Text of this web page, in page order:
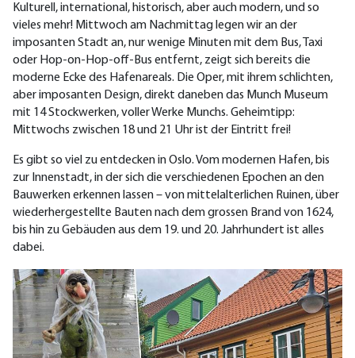
Kulturell, international, historisch, aber auch modern, und so
vieles mehr! Mittwoch am Nachmittag legen wir an der
imposanten Stadt an, nur wenige Minuten mit dem Bus, Taxi
oder Hop-on-Hop-off-Bus entfernt, zeigt sich bereits die
moderne Ecke des Hafenareals. Die Oper, mit ihrem schlichten,
aber imposanten Design, direkt daneben das Munch Museum
mit 14 Stockwerken, voller Werke Munchs. Geheimtipp:
Mittwochs zwischen 18 und 21 Uhr ist der Eintritt frei!
Es gibt so viel zu entdecken in Oslo. Vom modernen Hafen, bis
zur Innenstadt, in der sich die verschiedenen Epochen an den
Bauwerken erkennen lassen – von mittelalterlichen Ruinen, über
wiederhergestellte Bauten nach dem grossen Brand von 1624,
bis hin zu Gebäuden aus dem 19. und 20. Jahrhundert ist alles
dabei.